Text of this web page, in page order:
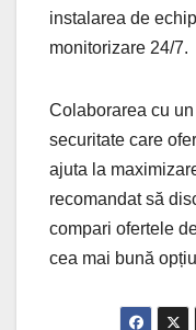
instalarea de
monitorizare 24/7.
Colaborarea cu
securitate care
ajuta la
recomandat să
compari ofertele
cea mai bună